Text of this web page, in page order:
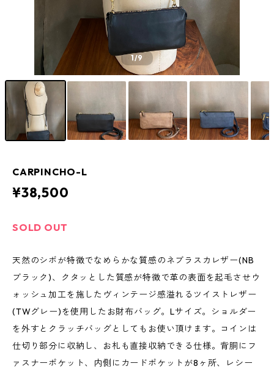
1/9
CARPINCHO-L
¥38,500
SOLD OUT
天然のシボが特徴でなめらかな質感のネブラスカレザー(NB
ブラック)、クタッとした質感が特徴で革の表面を起毛させウ
ォッシュ加工を施したヴィンテージ感溢れるツイストレザー
(TWグレー)を使用したお財布バッグ。Lサイズ。ショルダー
を外すとクラッチバッグとしてもお使い頂けます。コインは
仕切り部分に収納し、お札も直接収納できる仕様。背胴にフ
ァスナーポケット、内側にカードポケットが8ヶ所、レシー